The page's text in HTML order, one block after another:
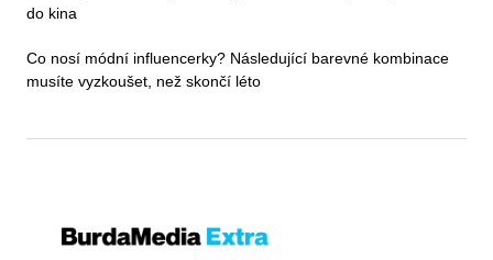
do kina
Co nosí módní influencerky? Následující barevné kombinace
musíte vyzkoušet, než skončí léto